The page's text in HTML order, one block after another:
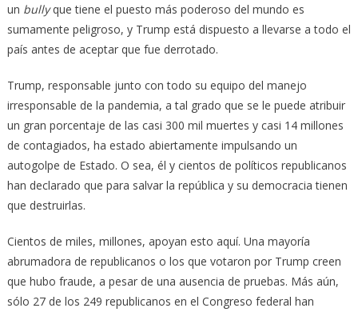
un bullyque tiene el puesto más poderoso del mundo es
sumamente peligroso, y Trump está dispuesto a llevarse a todo el
país antes de aceptar que fue derrotado.
Trump, responsable junto con todo su equipo del manejo
irresponsable de la pandemia, a tal grado que se le puede atribuir
un gran porcentaje de las casi 300 mil muertes y casi 14 millones
de contagiados, ha estado abiertamente impulsando un
autogolpe de Estado. O sea, él y cientos de políticos republicanos
han declarado que para salvar la república y su democracia tienen
que destruirlas.
Cientos de miles, millones, apoyan esto aquí. Una mayoría
abrumadora de republicanos o los que votaron por Trump creen
que hubo fraude, a pesar de una ausencia de pruebas. Más aún,
sólo 27 de los 249 republicanos en el Congreso federal han